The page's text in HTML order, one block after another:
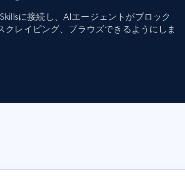
する高速で信頼
に接続し、AIエージェントがブロック
レイピング、ブラウズできるようにしま